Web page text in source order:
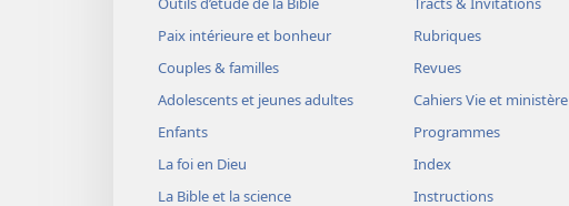
Paix intérieure et bonheur
Couples & familles
Adolescents et jeunes adultes
Enfants
La foi en Dieu
La Bible et la science
Rubriques
Revues
Cahiers Vie et ministère
Programmes
Index
Instructions